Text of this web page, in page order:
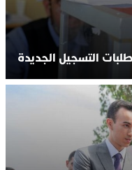
التسجيل الجديدة